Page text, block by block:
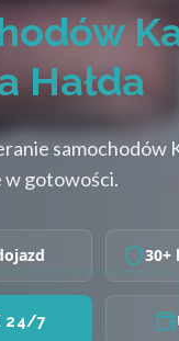
Hałda
samochodów
w gotowości.
30+
24/7